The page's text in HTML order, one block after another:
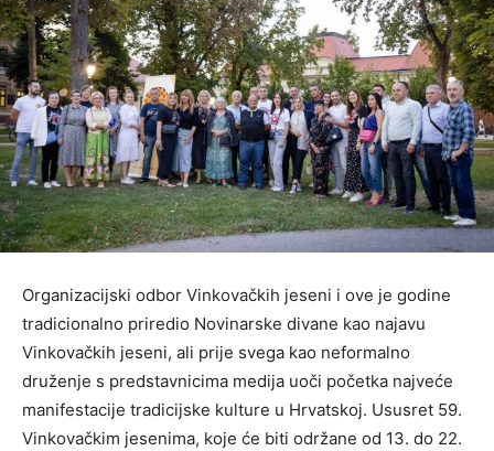
Organizacijski odbor Vinkovačkih jeseni i ove je godine
tradicionalno priredio Novinarske divane kao najavu
Vinkovačkih jeseni, ali prije svega kao neformalno
druženje s predstavnicima medija uoči početka najveće
manifestacije tradicijske kulture u Hrvatskoj. Ususret 59.
Vinkovačkim jesenima, koje će biti održane od 13. do 22.